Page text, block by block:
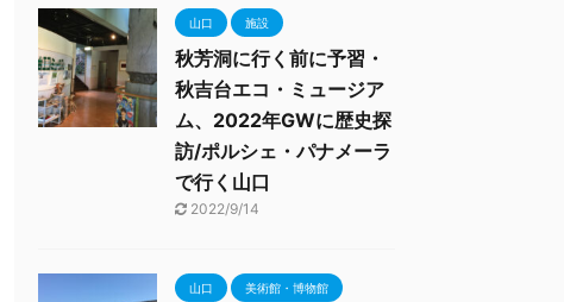
山口 施設
秋芳洞に行く前に予習・
秋吉台エコ・ミュージア
ム、2022年GWに歴史探
訪/ポルシェ・パナメーラ
で行く山口
2022/9/14
山口 美術館・博物館